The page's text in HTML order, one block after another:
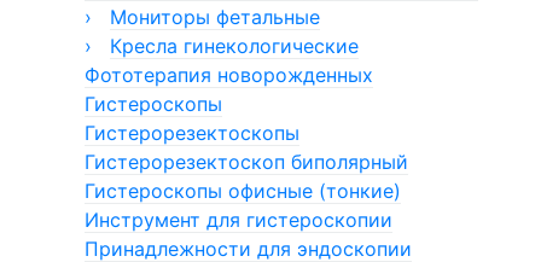
Кольпоскопы модели 050/054
Кольпоскопы КС
Кольпоскопы бинокулярные
›
Мониторы фетальные
Монитор фетальный Сономед
Монитор фетальный ComenStar
›
Кресла гинекологические
Кресла гинекологические Welle
Фототерапия новорожденных
Гистероскопы
Гистерорезектоскопы
Гистерорезектоскоп биполярный
Гистероскопы офисные (тонкие)
Инструмент для гистероскопии
Принадлежности для эндоскопии